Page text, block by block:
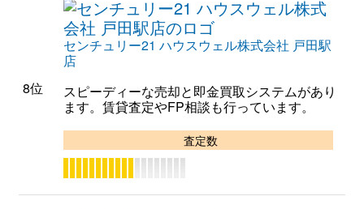
8位
センチュリー21 ハウスウェル株式会社 戸田駅
店
スピーディーな売却と即金買取システムがあり
ます。賃貸査定やFP相談も行っています。
査定数